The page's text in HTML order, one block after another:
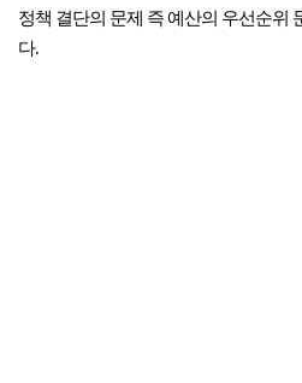
정책 결단의 문제 즉 예산의 우선순위
다.